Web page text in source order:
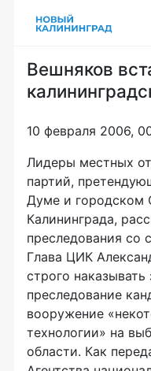
Вешняков
10 февраля 2006,
Лидеры местных
партий,
Думе и городском
Калининграда,
преследования со
Глава ЦИК
строго наказывать
преследование
вооружение
технологии» на
области. Как